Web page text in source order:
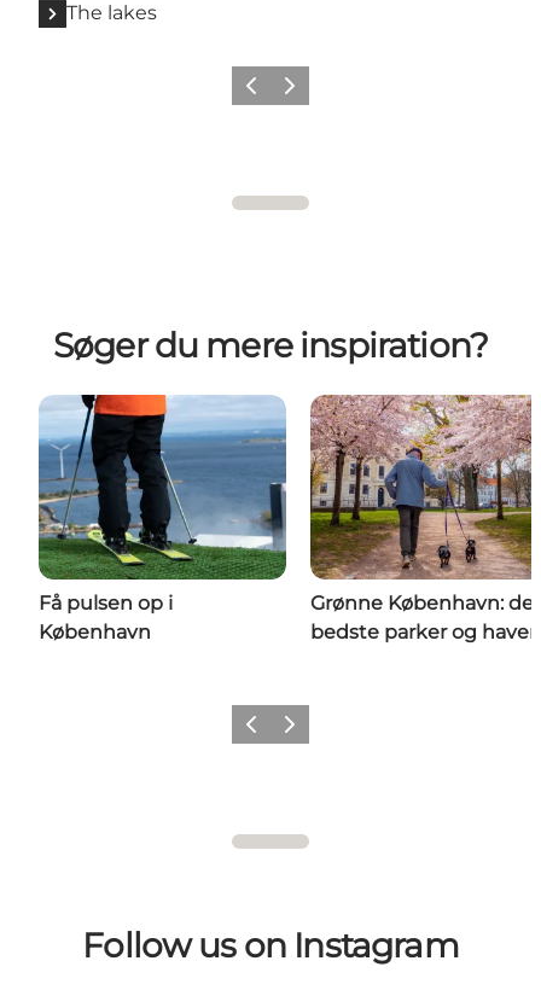
The lakes
ForrigeNæste
Søger du mere inspiration?
Få pulsen op i
København
Grønne København: de
bedste parker og haver
ForrigeNæste
Follow us on Instagram